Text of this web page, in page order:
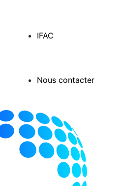
IFAC
Nous contacter